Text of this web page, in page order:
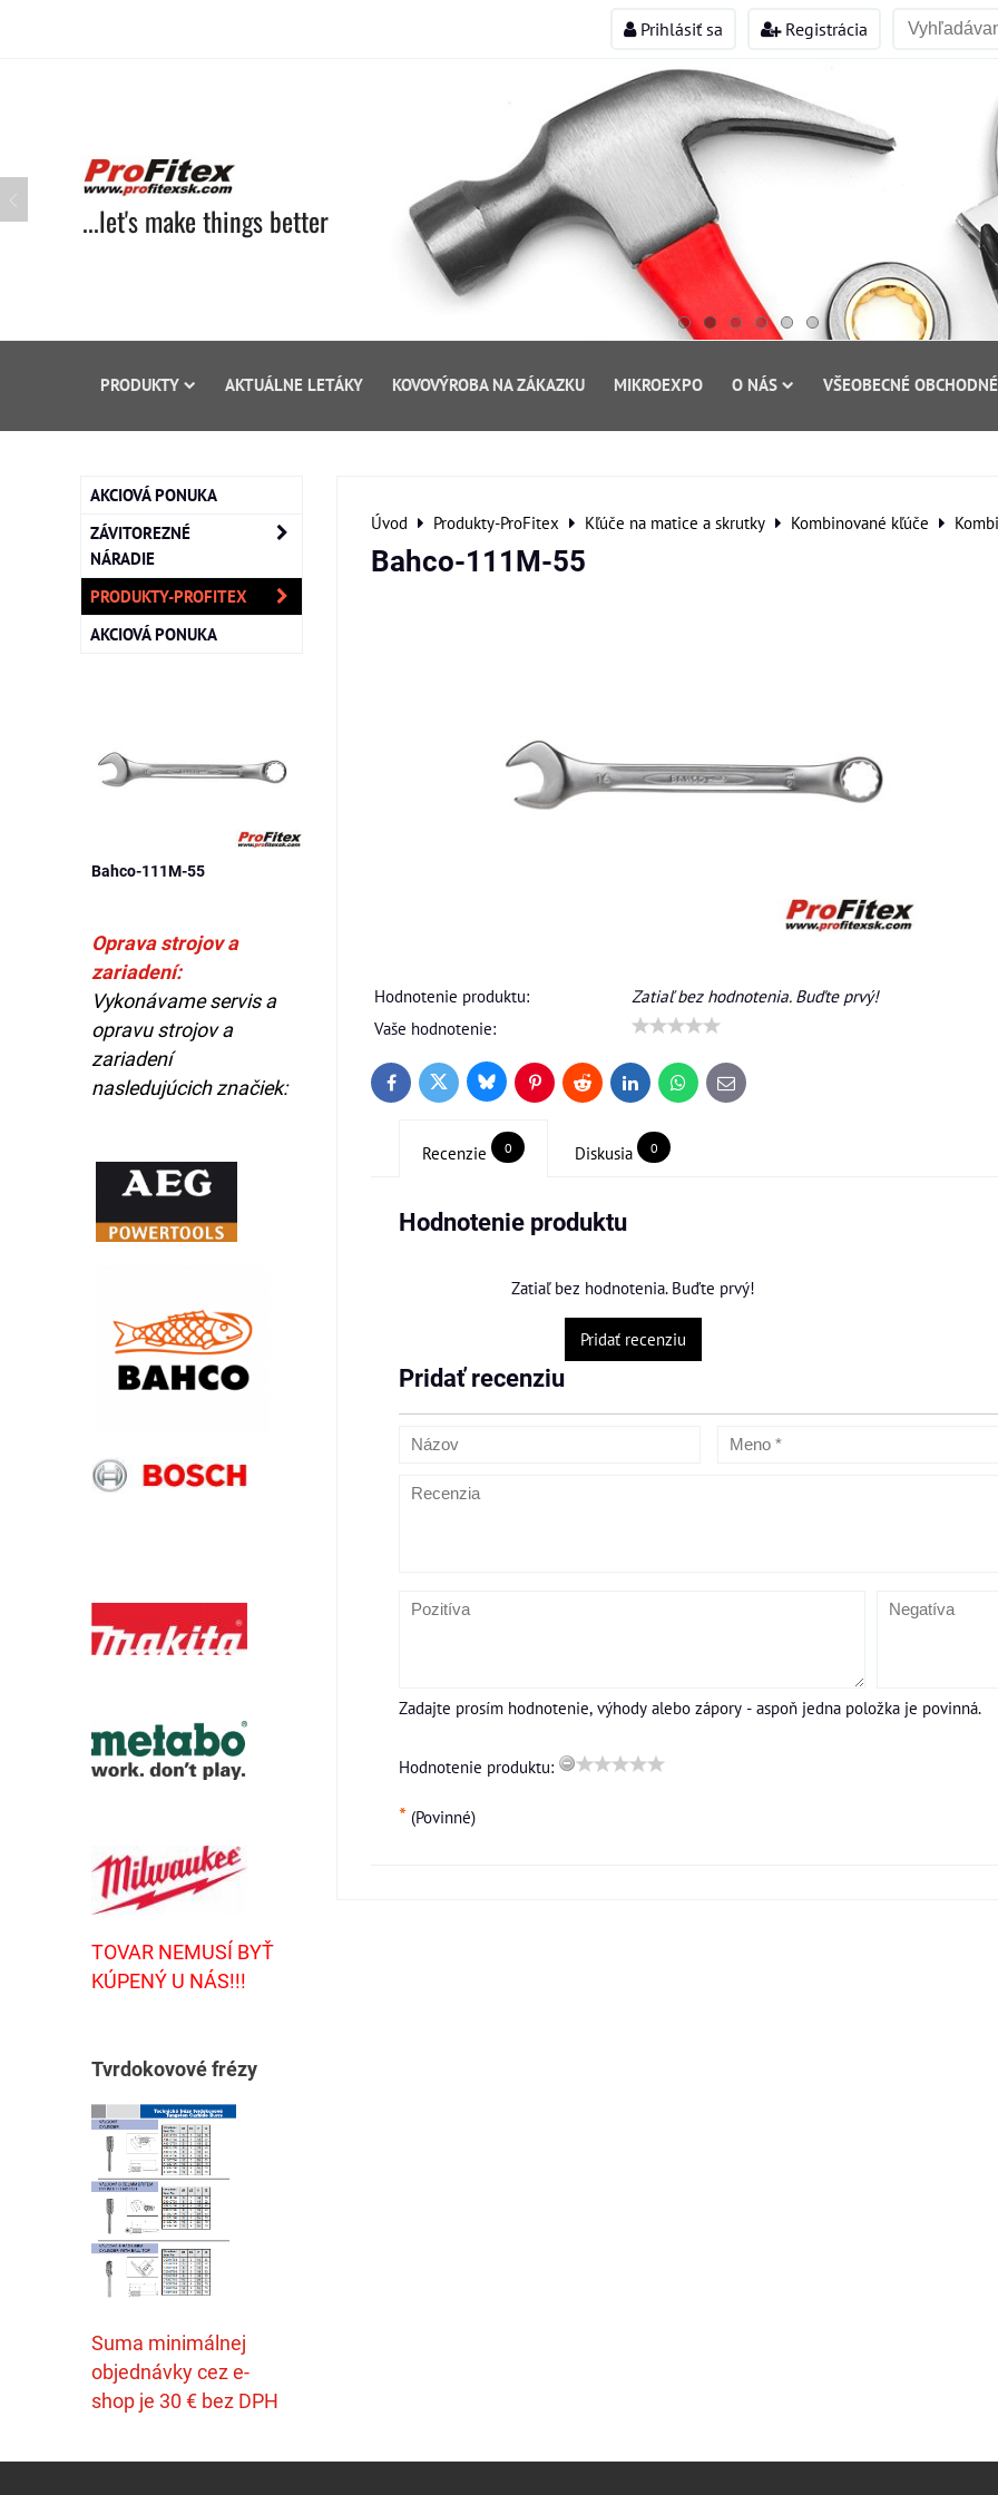
Prihlásiť sa Registrácia
...let's make things better
PRODUKTY AKTUÁLNE LETÁKY KOVOVÝROBA NA ZÁKAZKU MIKROEXPO O NÁS VŠEOBECNÉ
Úvod Produkty-ProFitex Kľúče na matice a skrutky Kombinované kľúče
Bahco-111M-55
Hodnotenie produktu:
Zatiaľ bez hodnotenia. Buďte prvý!
Vaše hodnotenie:
FacebookTwitter BlueskyPinterestReddit LinkedInWhatsApp
E-
mail
Recenzie 0 Diskusia 0
Hodnotenie produktu
Zatiaľ bez hodnotenia. Buďte prvý!
Pridať recenziu
Pridať recenziu
Zadajte prosím hodnotenie, výhody alebo zápory - aspoň jedna položka je povinná.
Hodnotenie produktu:
* (Povinné)
AKCIOVÁ PONUKA
ZÁVITOREZNÉ
NÁRADIE
PRODUKTY-PROFITEX
AKCIOVÁ PONUKA
Bahco-111M-55
Oprava strojov a
zariadení:
Vykonávame servis a
opravu strojov a
zariadení
nasledujúcich značiek:
TOVAR NEMUSÍ BYŤ
KÚPENÝ U NÁS!!!
Tvrdokovové frézy
Suma minimálnej
objednávky cez e-
shop je 30 € bez DPH